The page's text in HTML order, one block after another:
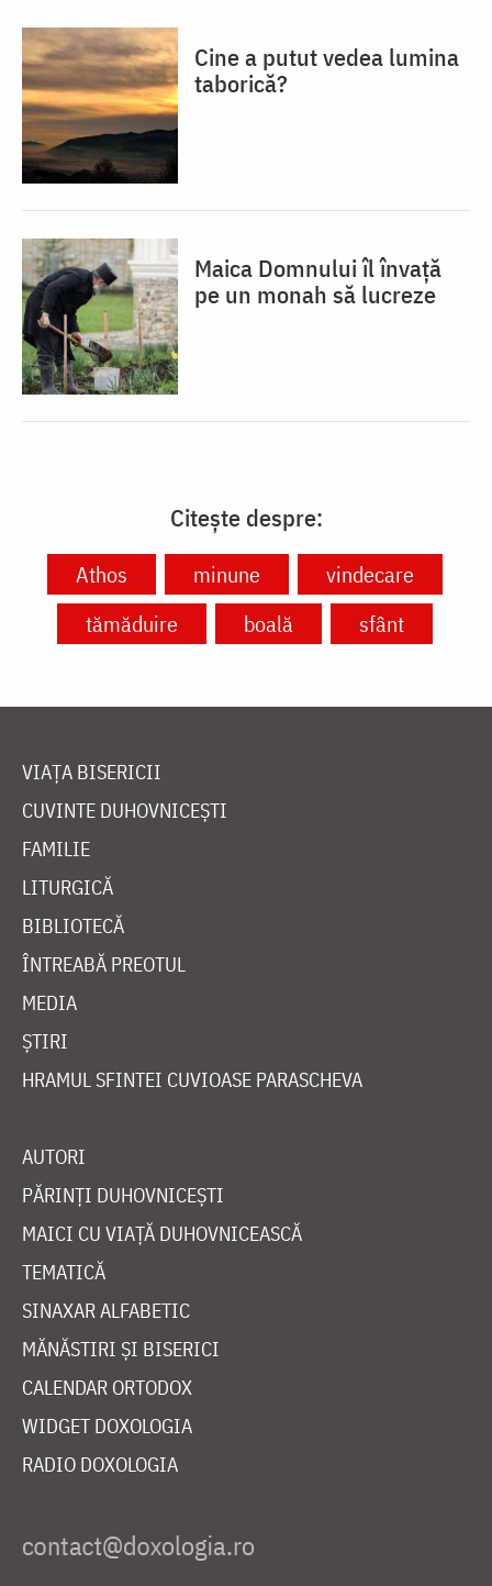
Cine a putut vedea lumina
taborică?
Maica Domnului îl învață
pe un monah să lucreze
Citește despre:
Athos minune
vindecare
tămăduire
boală sfânt
VIAȚA BISERICII
CUVINTE DUHOVNICEȘTI
FAMILIE
LITURGICĂ
BIBLIOTECĂ
ÎNTREABĂ PREOTUL
MEDIA
ȘTIRI
HRAMUL SFINTEI CUVIOASE PARASCHEVA
AUTORI
PĂRINȚI DUHOVNICEȘTI
MAICI CU VIAȚĂ DUHOVNICEASCĂ
TEMATICĂ
SINAXAR ALFABETIC
MĂNĂSTIRI ȘI BISERICI
CALENDAR ORTODOX
WIDGET DOXOLOGIA
RADIO DOXOLOGIA